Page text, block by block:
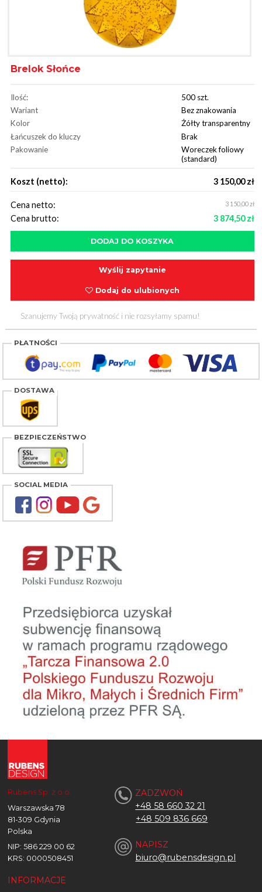
Brelok Słońce
Ilość:
500 szt.
Wariant
Bez znakowania
Kolor
Żółty transparentny
Łańcuszek do kluczy
Brak
Pakowanie
Woreczek foliowy
(standard)
Koszt (netto): 3 150,00 zł
Cena netto: 3 150,00 zł
Cena brutto: 3 874,50 zł
Wyślij zapytanie
Dodaj do ulubionych
Szanujemy Twoją prywatność i nie rozsyłamy spamu!
PŁATNOŚCI
DOSTAWA
BEZPIECZEŃSTWO
SOCIAL MEDIA
Rubens Sp. z o.o.
Warszawska 78
81-309 Gdynia
Polska
NIP: 586 229 00 62
KRS: 0000508451
ZADZWOŃ
+48 58 660 32 21
+48 509 836 669
NAPISZ
biuro@rubensdesign.pl
INFORMACJE